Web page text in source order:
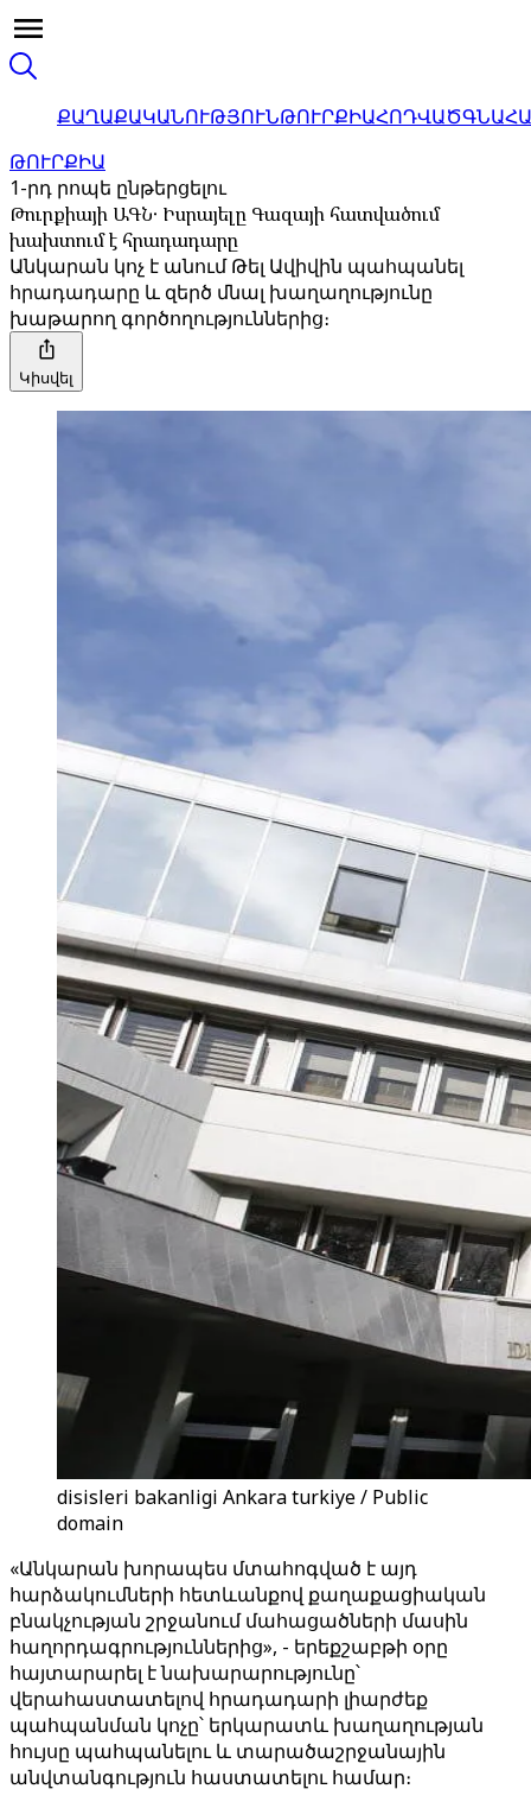
ՔԱՂԱՔԱԿԱՆՈՒԹՅՈՒՆԹՈՒՐՔԻԱՀՈԴՎԱԾ
ԹՈՒՐՔԻԱ
1-րդ րոպե ընթերցելու
Թուրքիայի ԱԳՆ․ Իսրայելը Գազայի հատվածում
խախտում է հրադադարը
Անկարան կոչ է անում Թել Ավիվին պահպանել
հրադադարը և զերծ մնալ խաղաղությունը
խաթարող գործողություններից։
Կիսվել
disisleri bakanligi Ankara turkiye / Public
domain
«Անկարան խորապես մտահոգված է այդ
հարձակումների հետևանքով քաղաքացիական
բնակչության շրջանում մահացածների մասին
հաղորդագրություններից», - երեքշաբթի օրը
հայտարարել է նախարարությունը՝
վերահաստատելով հրադադարի լիարժեք
պահպանման կոչը՝ երկարատև խաղաղության
հույսը պահպանելու և տարածաշրջանային
անվտանգություն հաստատելու համար։